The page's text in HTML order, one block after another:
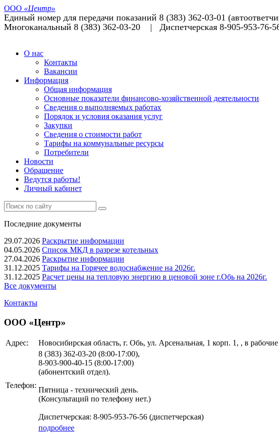
ООО «Центр»
Единый номер для передачи показаний 8 (383) 362-03-01
Многоканальный 8 (383) 362-03-20 | Диспетчерская 8-905-953-76-
О нас
Контакты
Вакансии
Информация
Общая информация
Основные показатели финансово-хозяйственной деятельности
Сведения о выполняемых работах
Порядок и условия оказания услуг
Закупки
Сведения о стоимости работ
Тарифы на коммунальные ресурсы
Потребители
Новости
Обращение
Ведутся работы!
Личный кабинет
Последние документы
29.07.2026 Раскрытие информации
04.05.2026 Список МКД в разрезе котельных
27.04.2026 Раскрытие информации
31.12.2025 Тарифы на Горячее водоснабжение на 2026г.
31.12.2025 Расчет цены на тепловую энергию в ценовой зоне г.Обь на 2026г.
Все документы
Контакты
ООО «Центр»
Адрес: Новосибирская область, г. Обь, ул. Арсенальная, 1 корп. 1, , в
Телефон:
8 (383) 362-03-20 (8:00-17:00),
8-903-900-40-15 (8:00-17:00)
(абонентский отдел).
Пятница - технический день.
(Консультаций по телефону нет.)
Диспетчерская: 8-905-953-76-56 (диспетчерская)
подробнее